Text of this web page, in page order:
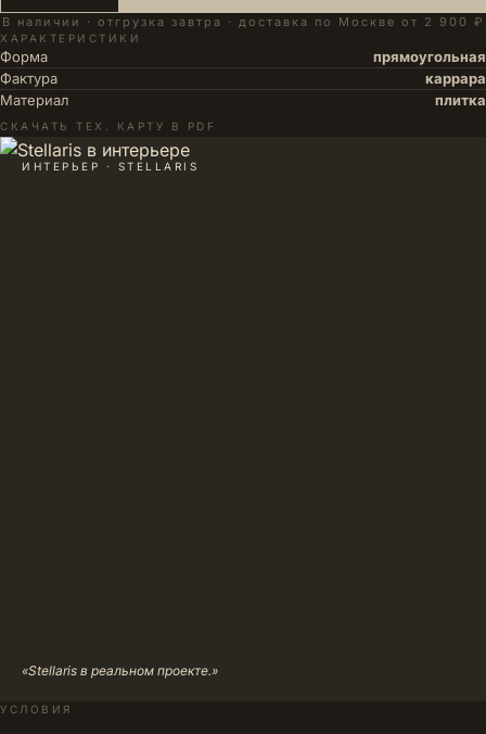
В наличии · отгрузка завтра · доставка по Москве от 2 900 ₽
ХАРАКТЕРИСТИКИ
Форма
прямоугольная
Фактура
каррара
Материал
плитка
СКАЧАТЬ ТЕХ. КАРТУ В PDF
ИНТЕРЬЕР · STELLARIS
«Stellaris в реальном проекте.»
УСЛОВИЯ